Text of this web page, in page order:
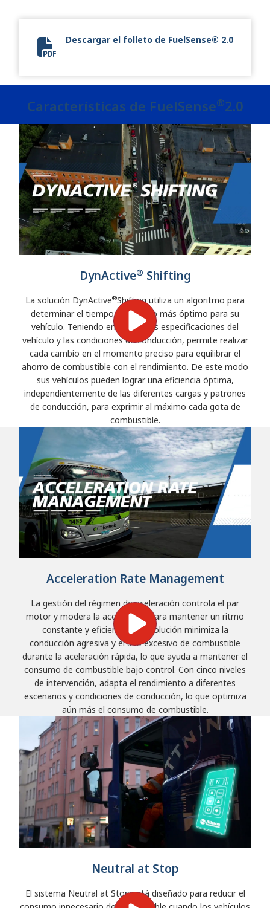
FuelSense 2.0 Flyer
Descargar el folleto de FuelSense® 2.0
Características de FuelSense®2.0
DynActive® Shifting
La solución DynActive®Shifting utiliza un algoritmo para
determinar el tiempo de cambio más óptimo para su
vehículo. Teniendo en cuenta las especificaciones del
vehículo y las condiciones de conducción, permite realizar
cada cambio en el momento preciso para equilibrar el
ahorro de combustible con el rendimiento. De este modo
sus vehículos pueden lograr una eficiencia óptima,
independientemente de las diferentes cargas y patrones
de conducción, para exprimir al máximo cada gota de
combustible.
Acceleration Rate Management
La gestión del régimen de aceleración controla el par
motor y modera la aceleración para mantener un ritmo
constante y eficiente. Esta solución minimiza la
conducción agresiva y el uso excesivo de combustible
durante la aceleración rápida, lo que ayuda a mantener el
consumo de combustible bajo control. Con cinco niveles
de intervención, adapta el rendimiento a diferentes
escenarios y condiciones de conducción, lo que optimiza
aún más el consumo de combustible.
Neutral at Stop
El sistema Neutral at Stop está diseñado para reducir el